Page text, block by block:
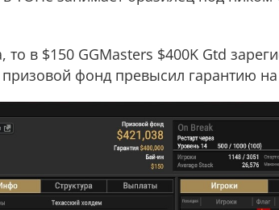
то в $150 GGMasters $400K Gtd
фонд превысил гарантию на